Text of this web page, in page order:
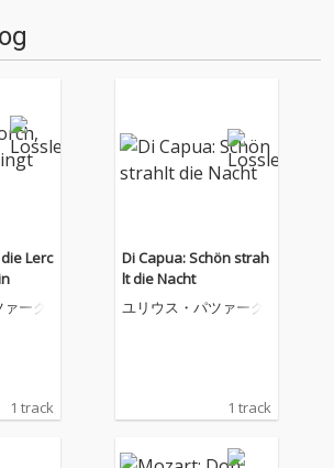
Lerc
ーク
1 track
Di Capua: Schön strah
lt die Nacht
ユリウス・パツァーク
1 track